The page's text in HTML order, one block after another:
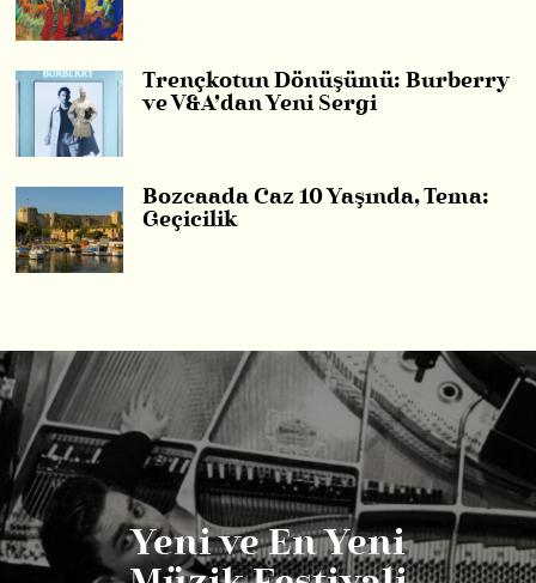
Trençkotun Dönüşümü: Burberry
ve V&A’dan Yeni Sergi
Bozcaada Caz 10 Yaşında, Tema:
Geçicilik
Yeni ve En Yeni